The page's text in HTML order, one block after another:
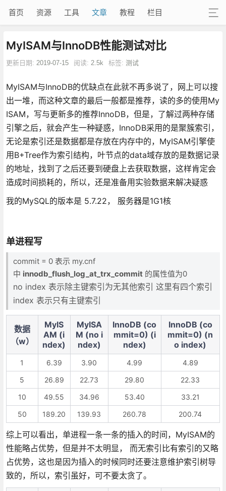
首页 资源 工具 文章 教程 栏目
MyISAM与InnoDB性能测试对比
更新日期: 2019-07-15 阅读: 2.5k 标签: 测试
MyISAM与InnoDB的优缺点在此就不再多说了，网上可以搜
出一堆，而这种文章的最后一般都是推荐，读的多的使用My
ISAM，写与更新多的推荐InnoDB，但是，了解过两种存储
引擎之后，就会产生一种疑惑，InnoDB采用的是聚簇索引，
无论是索引还是数据都是存放在内存中的，MyISAM引擎使
用B+Tree作为索引结构，叶节点的data域存放的是数据记录
的地址，找到了之后还要到硬盘上去获取数据，这样肯定会
造成时间损耗的，所以，还是准备用实验数据来解决疑惑
我的MySQL的版本是 5.7.22， 服务器是1G1核
单进程写
commit = 0 表示 my.cnf
中 innodb_flush_log_at_trx_commit的属性值为0
no index 表示除主键索引为无其他索引 这里有四个索引
index 表示只有主键索引
数据
（w）
MyIS
AM (i
ndex)
MyISA
M (no i
ndex)
InnoDB (co
mmit=0) (i
ndex)
InnoDB (co
mmit=0) (n
o index)
1 6.39 3.90 4.99
4.89
5
26.89 22.73 29.80
22.33
10
49.55 34.96 53.40
33.21
50
189.20 139.93 260.78 200.74
综上可以看出，单进程一条一条的插入的时间，MyISAM的
性能略占优势，但是并不太明显， 而无索引比有索引的又略
占优势，这也是因为插入的时候同时还要注意维护索引树导
致的，所以，索引虽好，可不要太贪了。